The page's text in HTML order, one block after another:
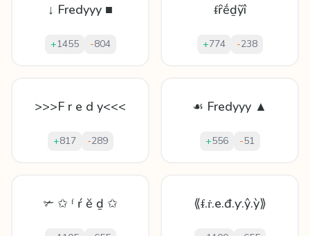
↓ Fredyyy ■
+1455 -804
ᵮȓḗḏỹî
+774 -238
>>>F r e d y<<<
+817 -289
☙ Fredyyy ▲
+556 -51
✃ ✩ ᶠ ŕ ĕ ḏ ✩ ⟪ᵮ.ṙ.e.đ.ƴ.ŷ.ỳ⟫